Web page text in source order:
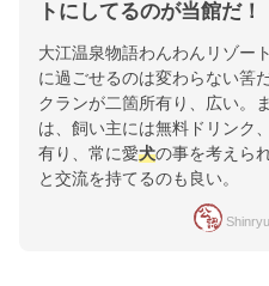
トにしてるのが当館だ！
大江温泉物語わんわんリゾー
に過ごせるのは変わらない筈
クランが二箇所有り、広い。
は、飼い主には無料ドリンク
有り、常に愛犬の事を考えら
と交流を持てるのも良い。